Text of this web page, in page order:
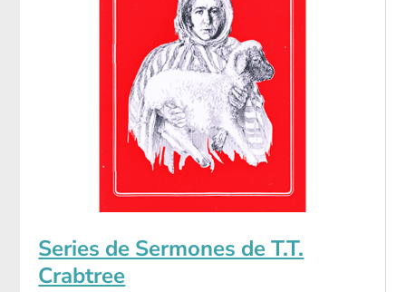
Series de Sermones de T.T.
Crabtree